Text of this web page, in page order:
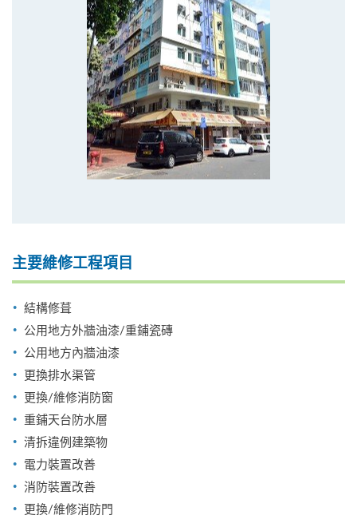
主要維修工程項目
結構修葺
公用地方外牆油漆/重鋪瓷磚
公用地方內牆油漆
更換排水渠管
更換/維修消防窗
重鋪天台防水層
清拆違例建築物
電力裝置改善
消防裝置改善
更換/維修消防門